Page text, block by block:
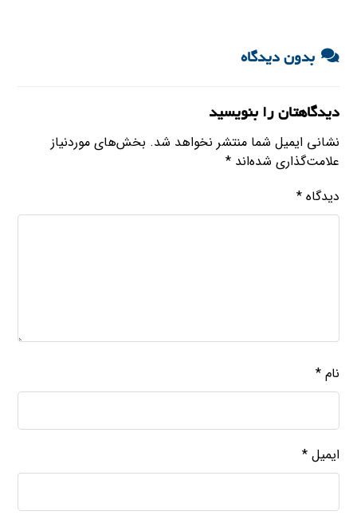
بدون دیدگاه
دیدگاهتان را بنویسید
نشانی ایمیل شما منتشر نخواهد شد. بخش‌های موردنیاز
علامت‌گذاری شده‌اند*
دیدگاه*
نام*
ایمیل*